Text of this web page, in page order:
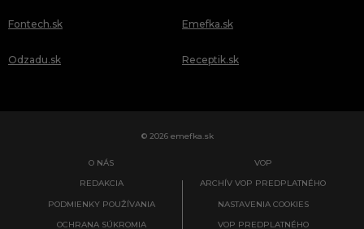
Fontech.sk
Odzadu.sk
Emefka.sk
Receptik.sk
© 2026 emefka.sk
O NÁS
REDAKCIA
PODMIENKY POUŽÍVANIA
OCHRANA SÚKROMIA
VOP
ARCHÍV VOP PREDPLATNÉHO
NASTAVENIA COOKIES
VOP PREDPLATNÉHO